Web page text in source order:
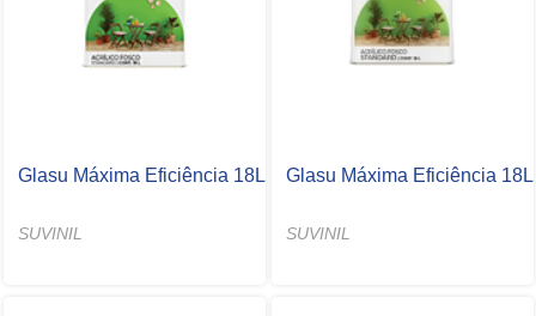
Glasu Máxima Eficiência 18L
SUVINIL
Glasu Máxima Eficiência 18L
SUVINIL